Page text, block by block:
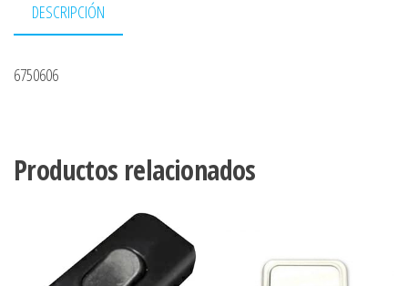
DESCRIPCIÓN
6750606
Productos relacionados